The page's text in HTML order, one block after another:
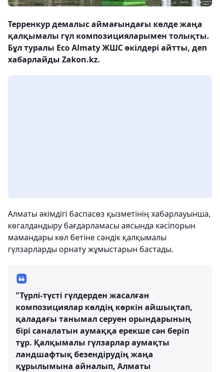
Терренкур демалыс аймағындағы көлде жаңа
қалқымалы гүл композицияларымен толықты.
Бұл туралы Eco Almaty ЖШС өкілдері айтты, деп
хабарлайды Zakon.kz.
Алматы әкімдігі баспасөз қызметінің хабарлауынша,
көгалдандыру бағдарламасы аясында кәсіпорын
мамандары көл бетіне сәндік қалқымалы
гүлзарларды орнату жұмыстарын бастады.
"Түрлі-түсті гүлдерден жасалған
композициялар көлдің көркін айшықтап,
қаладағы танымал серуен орындарының
бірі саналатын аумаққа ерекше сән беріп
тұр. Қалқымалы гүлзарлар аумақты
ландшафтық безендірудің жаңа
құрылымына айналып, Алматы